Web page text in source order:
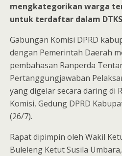
mengkategorikan warga
untuk terdaftar dalam
Gabungan Komisi DPRD
dengan Pemerintah Daerah
pembahasan Ranperda
Pertanggungjawaban
yang digelar secara daring di
Komisi, Gedung DPRD
(26/7).
Rapat dipimpin oleh Wakil
Buleleng Ketut Susila